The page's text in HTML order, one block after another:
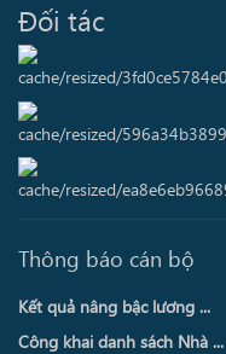
Đối tác
Thông báo cán bộ
Kết quả nâng bậc lương ...
Công khai danh sách Nhà ...